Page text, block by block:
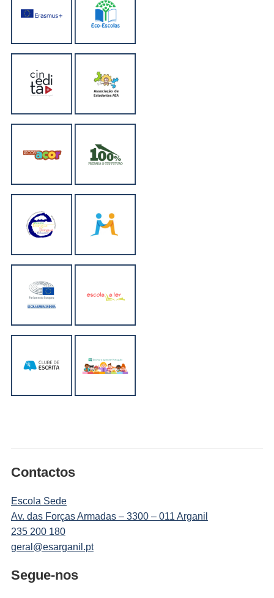
Contactos
Escola Sede
Av. das Forças Armadas – 3300 – 011 Arganil
235 200 180
geral@esarganil.pt
Segue-nos